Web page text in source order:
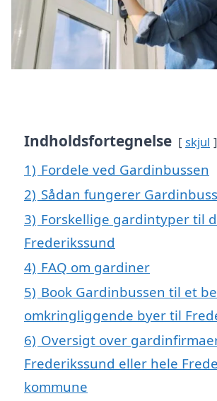
Indholdsfortegnelse skjul
1) Fordele ved Gardinbussen
2) Sådan fungerer
3) Forskellige gardintyper til
Frederikssund
4) FAQ om gardiner
5) Book Gardinbussen til et
omkringliggende byer til
6) Oversigt over
Frederikssund eller hele
kommune